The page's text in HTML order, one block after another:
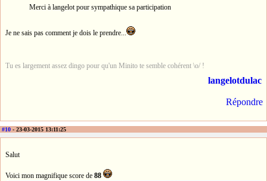
Merci à langelot pour sympathique sa participation
Je ne sais pas comment je dois le prendre...
Tu es largement assez dingo pour qu'un Minito te semble cohérent \o/ !
langelotdulac
Répondre
#10 - 23-03-2015 13:11:25
Salut
Voici mon magnifique score de 88